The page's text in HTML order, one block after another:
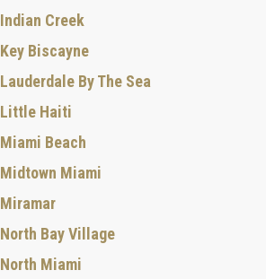
Indian Creek
Key Biscayne
Lauderdale By The Sea
Little Haiti
Miami Beach
Midtown Miami
Miramar
North Bay Village
North Miami